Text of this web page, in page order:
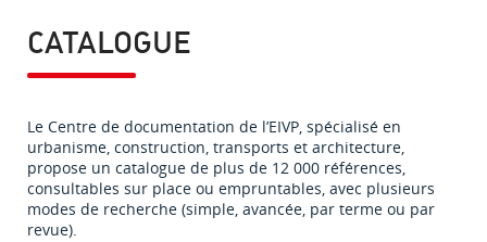
CATALOGUE
Le Centre de documentation de l’EIVP, spécialisé en
urbanisme, construction, transports et architecture,
propose un catalogue de plus de 12 000 références,
consultables sur place ou empruntables, avec plusieurs
modes de recherche (simple, avancée, par terme ou par
revue).